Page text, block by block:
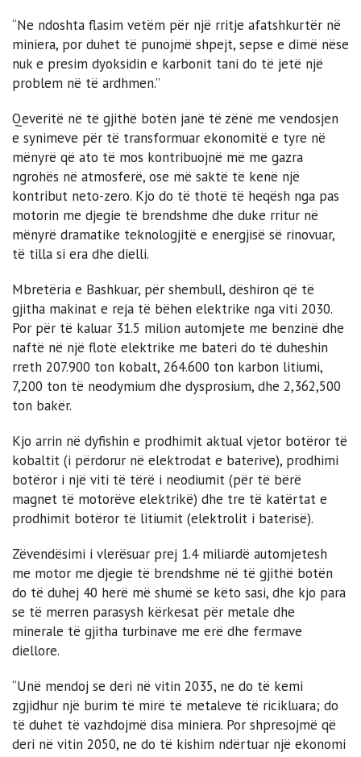
“Ne ndoshta flasim vetëm për një rritje afatshkurtër në
miniera, por duhet të punojmë shpejt, sepse e dimë nëse
nuk e presim dyoksidin e karbonit tani do të jetë një
problem në të ardhmen.”
Qeveritë në të gjithë botën janë të zënë me vendosjen
e synimeve për të transformuar ekonomitë e tyre në
mënyrë që ato të mos kontribuojnë më me gazra
ngrohës në atmosferë, ose më saktë të kenë një
kontribut neto-zero. Kjo do të thotë të heqësh nga pas
motorin me djegie të brendshme dhe duke rritur në
mënyrë dramatike teknologjitë e energjisë së rinovuar,
të tilla si era dhe dielli.
Mbretëria e Bashkuar, për shembull, dëshiron që të
gjitha makinat e reja të bëhen elektrike nga viti 2030.
Por për të kaluar 31.5 milion automjete me benzinë ​​dhe
naftë në një flotë elektrike me bateri do të duheshin
rreth 207.900 ton kobalt, 264.600 ton karbon litiumi,
7,200 ton të neodymium dhe dysprosium, dhe 2,362,500
ton bakër.
Kjo arrin në dyfishin e prodhimit aktual vjetor botëror të
kobaltit (i përdorur në elektrodat e baterive), prodhimi
botëror i një viti të tërë i neodiumit (për të bërë
magnet të motorëve elektrikë) dhe tre të katërtat e
prodhimit botëror të litiumit (elektrolit i baterisë).
Zëvendësimi i vlerësuar prej 1.4 miliardë automjetesh
me motor me djegie të brendshme në të gjithë botën
do të duhej 40 herë më shumë se këto sasi, dhe kjo para
se të merren parasysh kërkesat për metale dhe
minerale të gjitha turbinave me erë dhe fermave
diellore.
“Unë mendoj se deri në vitin 2035, ne do të kemi
zgjidhur një burim të mirë të metaleve të ricikluara; do
të duhet të vazhdojmë disa miniera. Por shpresojmë që
deri në vitin 2050, ne do të kishim ndërtuar një ekonomi